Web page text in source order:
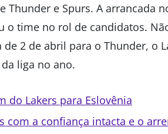
Thunder e Spurs. A arrancada
o time no rol de candidatos.
2 de abril para o Thunder, o
liga no ano.
do Lakers para Eslovênia
com a confiança intacta e o